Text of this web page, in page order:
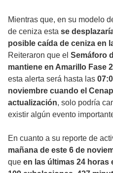
Mientras que, en su modelo
de ceniza esta se
posible caída de ceniza en
Reiteraron que el Semáforo
mantiene en Amarillo Fase 2
esta alerta será hasta las
noviembre cuando el
actualización, solo podría
existir algún evento
En cuanto a su reporte de
mañana de este 6 de
que en las últimas 24